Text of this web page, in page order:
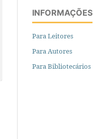
INFORMAÇÕES
Para Leitores
Para Autores
Para Bibliotecários